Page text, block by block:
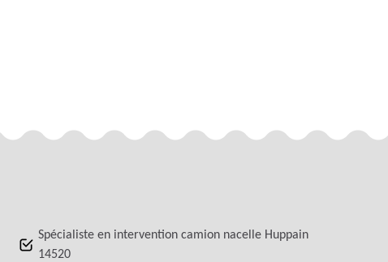
Spécialiste en intervention camion nacelle Huppain
14520